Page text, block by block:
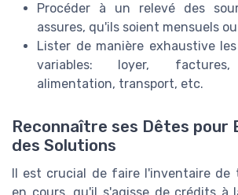
Procéder à un relevé des
assures, qu'ils soient mensuels
Lister de manière exhaustive
variables: loyer, factures,
alimentation, transport, etc.
Reconnaître ses Dêtes pour
des Solutions
Il est crucial de faire l'inventaire de
en cours, qu'il s'agisse de crédits à